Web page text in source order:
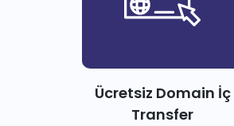
Ücretsiz Domain İç
Transfer